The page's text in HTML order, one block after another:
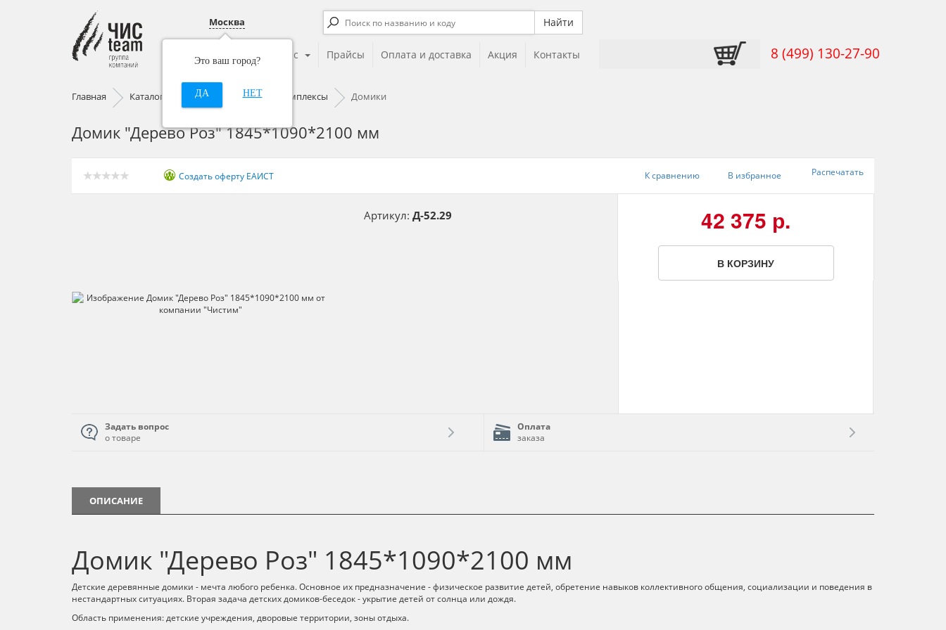
Москва
Это ваш город?
ДА НЕТ
О нас Прайсы Оплата и доставка Акция Контакты 8 (499) 130-27-90
Главная Каталог Спортивно-игровые комплексы Домики
Домик "Дерево Роз" 1845*1090*2100 мм
Создать оферту ЕАИСТ К сравнению В избранное Распечатать
Артикул: Д-52.29 42 375 р.
В КОРЗИНУ
Задать вопрос
о товаре
Оплата
заказа
ОПИСАНИЕ
Домик "Дерево Роз" 1845*1090*2100 мм
Детские деревянные домики - мечта любого ребенка. Основное их предназначение - физическое развитие детей, обретение навыков коллективного общения, социализации и поведения в
нестандартных ситуациях. Вторая задача детских домиков-беседок - укрытие детей от солнца или дождя.
Область применения: детские учреждения, дворовые территории, зоны отдыха.